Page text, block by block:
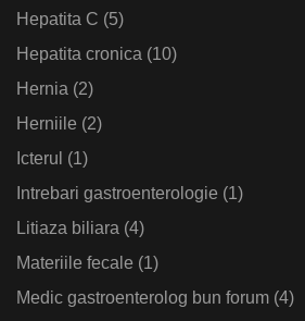
Hepatita C (5)
Hepatita cronica (10)
Hernia (2)
Herniile (2)
Icterul (1)
Intrebari gastroenterologie (1)
Litiaza biliara (4)
Materiile fecale (1)
Medic gastroenterolog bun forum (4)